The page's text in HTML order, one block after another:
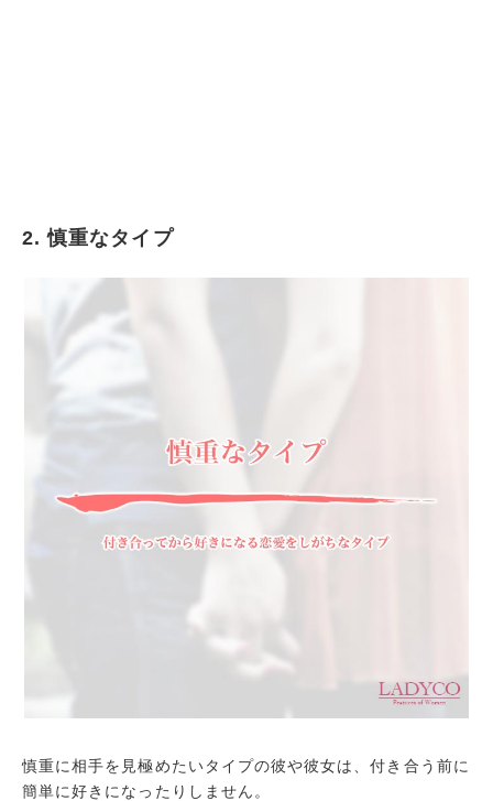
2. 慎重なタイプ
慎重に相手を見極めたいタイプの彼や彼女は、付き合う前に
簡単に好きになったりしません。